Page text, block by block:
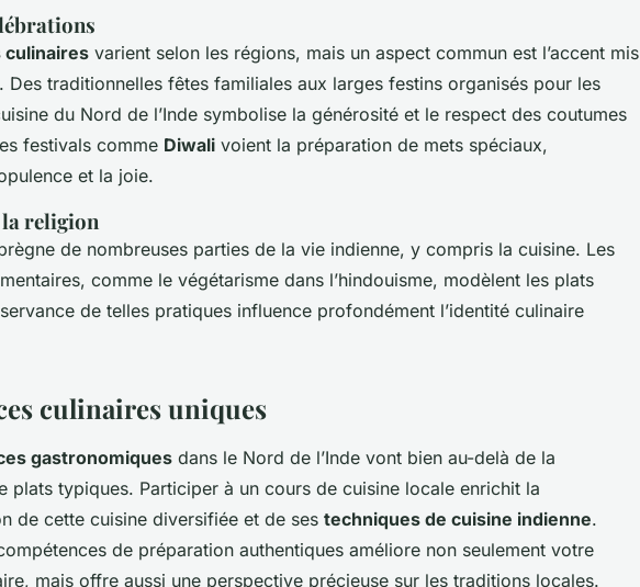
varient selon les régions, mais un aspect commun est l’accent mis
Des traditionnelles fêtes familiales aux larges festins organisés pour les
du Nord de l’Inde symbolise la générosité et le respect des coutumes
festivals comme Diwali voient la préparation de mets spéciaux,
et la joie.
la religion
de nombreuses parties de la vie indienne, y compris la cuisine. Les
comme le végétarisme dans l’hindouisme, modèlent les plats
de telles pratiques influence profondément l’identité culinaire
culinaires uniques
gastronomiques dans le Nord de l’Inde vont bien au-delà de la
plats typiques. Participer à un cours de cuisine locale enrichit la
de cette cuisine diversifiée et de ses techniques de cuisine indienne.
de préparation authentiques améliore non seulement votre
mais offre aussi une perspective précieuse sur les traditions locales.